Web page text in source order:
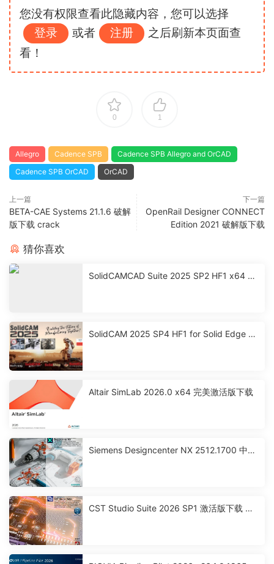
您没有权限查看此隐藏内容，您可以选择
登录
或者 注册
之后刷新本页面查
看！
0 1
Allegro Cadence SPB
Cadence SPB Allegro and OrCAD
Cadence SPB OrCAD
OrCAD
上一篇
BETA-CAE Systems 21.1.6 破解
版下载 crack
下一篇
OpenRail Designer CONNECT
Edition 2021 破解版下载
猜你喜欢
SolidCAMCAD Suite 2025 SP2 HF1 x64 激
SolidCAM 2025 SP4 HF1 for Solid Edge 激
Altair SimLab 2026.0 x64 完美激活版下载
Siemens Designcenter NX 2512.1700 中文
CST Studio Suite 2026 SP1 激活版下载 高